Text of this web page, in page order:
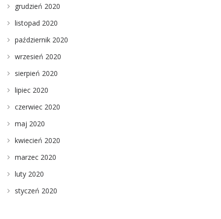
grudzień 2020
listopad 2020
październik 2020
wrzesień 2020
sierpień 2020
lipiec 2020
czerwiec 2020
maj 2020
kwiecień 2020
marzec 2020
luty 2020
styczeń 2020